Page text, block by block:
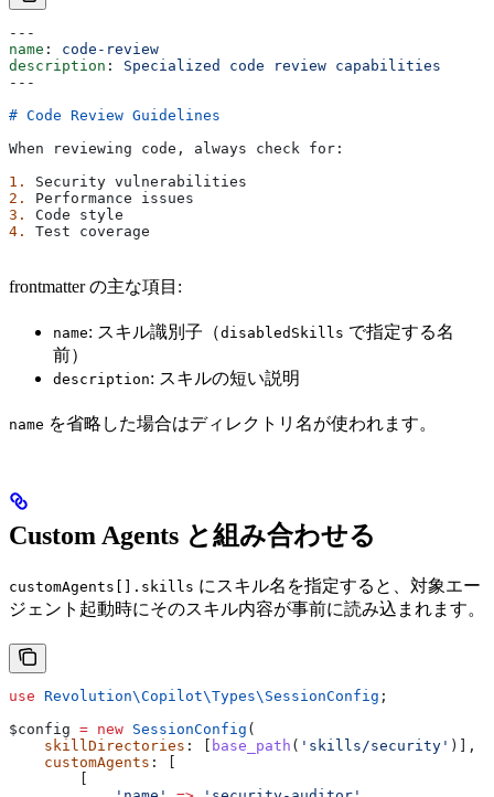
---
name : code-review
description : Specialized code review capabilities
---
# Code Review Guidelines
When reviewing code, always check for:
1.
Security vulnerabilities
2.
Performance issues
3.
Code style
4.
Test coverage
frontmatter の主な項目:
name: スキル識別子（disabledSkills で指定する名
前）
description: スキルの短い説明
name を省略した場合はディレクトリ名が使われます。
Custom Agents と組み合わせる
customAgents[].skills にスキル名を指定すると、対象エー
ジェント起動時にそのスキル内容が事前に読み込まれます。
use Revolution\Copilot\Types\ SessionConfig ;
$config = new SessionConfig (
    skillDirectories
: [ base_path ( 'skills/security' )],
    customAgents
: [